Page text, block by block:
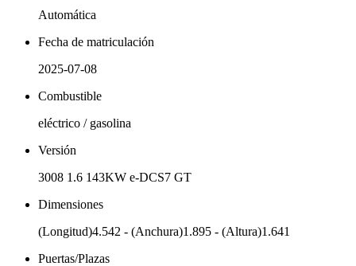
Automática
Fecha de matriculación
2025-07-08
Combustible
eléctrico / gasolina
Versión
3008 1.6 143KW e-DCS7 GT
Dimensiones
(Longitud)4.542 - (Anchura)1.895 - (Altura)1.641
Puertas/Plazas